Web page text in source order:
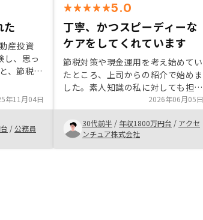
た
産投資
し、思っ
、節税対
がりまし
した
サポート
めること
年11月04日
/ 公務員
5.0
丁寧、かつスピーディーな
ケアをしてくれています
節税対策や現金運用を考え始めてい
たところ、上司からの紹介で始めま
した。素人知識の私に対しても担当
者の方のケアを丁寧、かつスピーデ
ィにしていただいて、本当に助かり
ました。私からもぜひ同僚に勧めた
いと思います。
2026年06月05日
30代前半 / 年収1800万円台 / アクセ
ンチュア株式会社